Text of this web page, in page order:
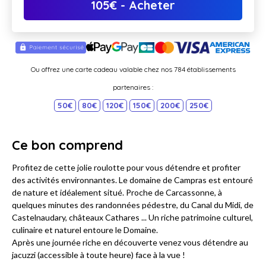
105€ - Acheter
Ou offrez une carte cadeau valable chez nos 784 établissements
partenaires :
50€ 80€ 120€ 150€ 200€ 250€
Ce bon comprend
Profitez de cette jolie roulotte pour vous détendre et profiter
des activités environnantes. Le domaine de Campras est entouré
de nature et idéalement situé. Proche de Carcassonne, à
quelques minutes des randonnées pédestre, du Canal du Midi, de
Castelnaudary, châteaux Cathares ... Un riche patrimoine culturel,
culinaire et naturel entoure le Domaine.
Après une journée riche en découverte venez vous détendre au
jacuzzi (accessible à toute heure) face à la vue !